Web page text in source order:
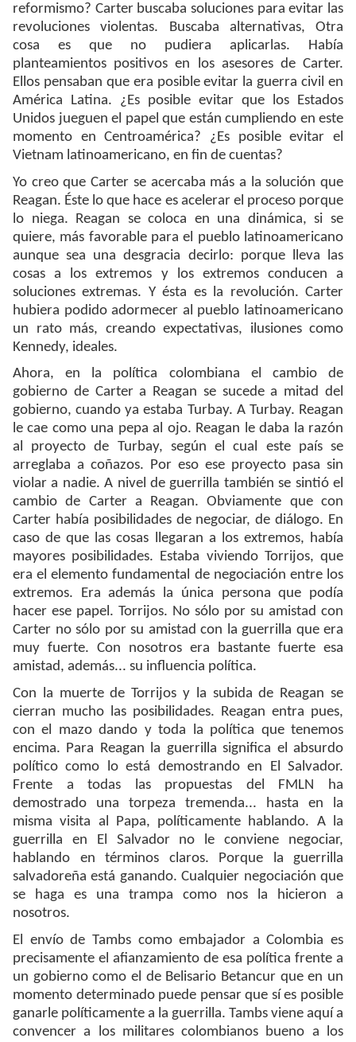
reformismo? Carter buscaba soluciones para evitar las
revoluciones violentas. Buscaba alternativas, Otra
cosa es que no pudiera aplicarlas. Había
planteamientos positivos en los asesores de Carter.
Ellos pensaban que era posible evitar la guerra civil en
América Latina. ¿Es posible evitar que los Estados
Unidos jueguen el papel que están cumpliendo en este
momento en Centroamérica? ¿Es posible evitar el
Vietnam latinoamericano, en fin de cuentas?
Yo creo que Carter se acercaba más a la solución que
Reagan. Éste lo que hace es acelerar el proceso porque
lo niega. Reagan se coloca en una dinámica, si se
quiere, más favorable para el pueblo latinoamericano
aunque sea una desgracia decirlo: porque lleva las
cosas a los extremos y los extremos conducen a
soluciones extremas. Y ésta es la revolución. Carter
hubiera podido adormecer al pueblo latinoamericano
un rato más, creando expectativas, ilusiones como
Kennedy, ideales.
Ahora, en la política colombiana el cambio de
gobierno de Carter a Reagan se sucede a mitad del
gobierno, cuando ya estaba Turbay. A Turbay. Reagan
le cae como una pepa al ojo. Reagan le daba la razón
al proyecto de Turbay, según el cual este país se
arreglaba a coñazos. Por eso ese proyecto pasa sin
violar a nadie. A nivel de guerrilla también se sintió el
cambio de Carter a Reagan. Obviamente que con
Carter había posibilidades de negociar, de diálogo. En
caso de que las cosas llegaran a los extremos, había
mayores posibilidades. Estaba viviendo Torrijos, que
era el elemento fundamental de negociación entre los
extremos. Era además la única persona que podía
hacer ese papel. Torrijos. No sólo por su amistad con
Carter no sólo por su amistad con la guerrilla que era
muy fuerte. Con nosotros era bastante fuerte esa
amistad, además... su influencia política.
Con la muerte de Torrijos y la subida de Reagan se
cierran mucho las posibilidades. Reagan entra pues,
con el mazo dando y toda la política que tenemos
encima. Para Reagan la guerrilla significa el absurdo
político como lo está demostrando en El Salvador.
Frente a todas las propuestas del FMLN ha
demostrado una torpeza tremenda... hasta en la
misma visita al Papa, políticamente hablando. A la
guerrilla en El Salvador no le conviene negociar,
hablando en términos claros. Porque la guerrilla
salvadoreña está ganando. Cualquier negociación que
se haga es una trampa como nos la hicieron a
nosotros.
El envío de Tambs como embajador a Colombia es
precisamente el afianzamiento de esa política frente a
un gobierno como el de Belisario Betancur que en un
momento determinado puede pensar que sí es posible
ganarle políticamente a la guerrilla. Tambs viene aquí a
convencer a los militares colombianos bueno a los